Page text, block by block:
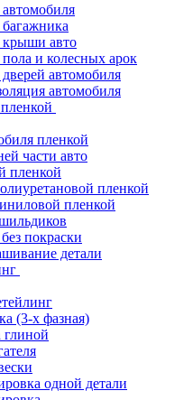
авто
и колесных арок
автомобиля
автомобиля
пленкой
части авто
пленкой
пленкой
пленкой
покраски
детали
(3-х фазная)
глиной
одной детали